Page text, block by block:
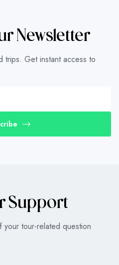
Newsletter
trips. Get instant access to
Support
tour-related question